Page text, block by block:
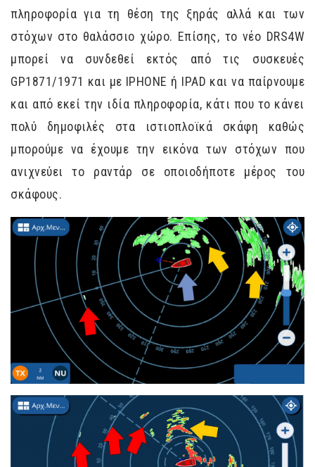
πληροφορία για τη θέση της ξηράς αλλά και των
στόχων στο θαλάσσιο χώρο. Επίσης, το νέο DRS4W
μπορεί να συνδεθεί εκτός από τις συσκευές
GP1871/1971 και με IPHONE ή IPAD και να παίρνουμε
και από εκεί την ιδία πληροφορία, κάτι που το κάνει
πολύ δημοφιλές στα ιστιοπλοϊκά σκάφη καθώς
μπορούμε να έχουμε την εικόνα των στόχων που
ανιχνεύει το ραντάρ σε οποιοδήποτε μέρος του
σκάφους.